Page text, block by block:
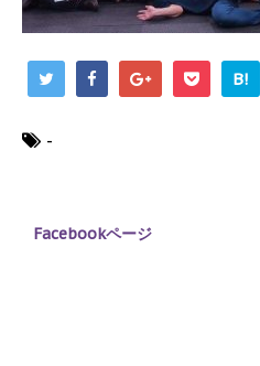
B!
-
Facebookページ